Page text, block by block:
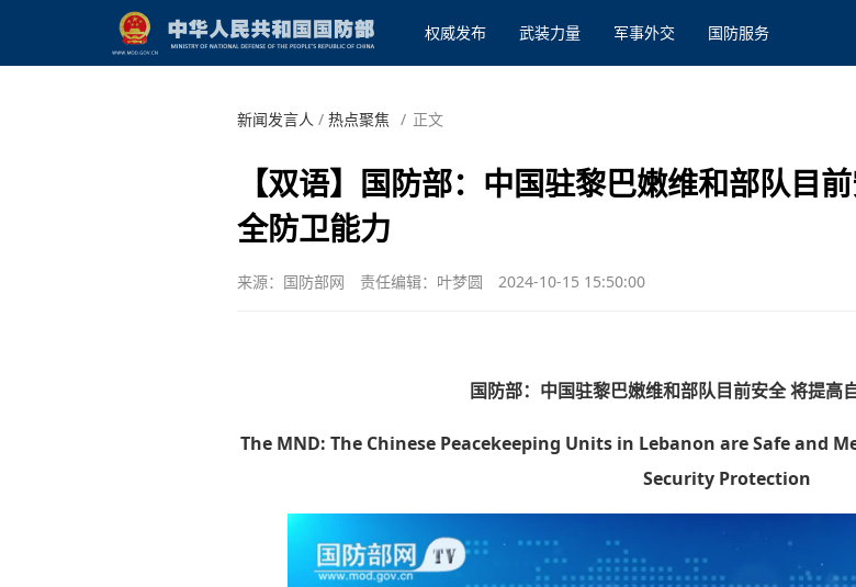
权威发布 武装力量 军事外交 国防服务
新闻发言人 / 热点聚焦 / 正文
【双语】国防部：中国驻黎巴嫩维和部队目
全防卫能力
来源：国防部网 责任编辑：叶梦圆 2024-10-15 15:50:00
国防部：中国驻黎巴嫩维和部队目前安全 将提高
The MND: The Chinese Peacekeeping Units in Lebanon are Safe and
Security Protection